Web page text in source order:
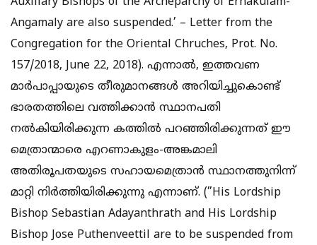
Angamaly are also suspended.’ – Letter from the
Congregation for the Oriental Chruches, Prot. No.
157/2018, June 22, 2018). എന്നാല്‍, ഇത്തവണ
മാര്‍പാപ്പായുടെ തീരുമാനങ്ങള്‍ അറിയിച്ചുകൊണ്ട്
ഭാരതത്തിലെ വത്തിക്കാന്‍ സ്ഥാനപതി
നല്‍കിയിരിക്കുന്ന കത്തില്‍ പറഞ്ഞിരിക്കുന്നത് ഈ
മെത്രാന്മാരെ എറണാകുളം-അങ്കമാലി
അതിരൂപതയുടെ സഹായമെത്രാന്‍ സ്ഥാനത്തുനിന്ന്
മാറ്റി നിര്‍ത്തിയിരിക്കുന്നു എന്നാണ്. (”His Lordship
Bishop Sebastian Adayanthrath and His Lordship
Bishop Jose Puthenveettil are to be suspended from